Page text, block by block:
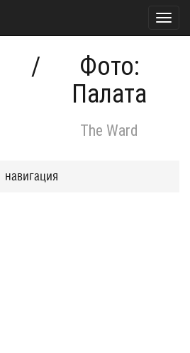
/
Фото:
Палата
The Ward
навигация